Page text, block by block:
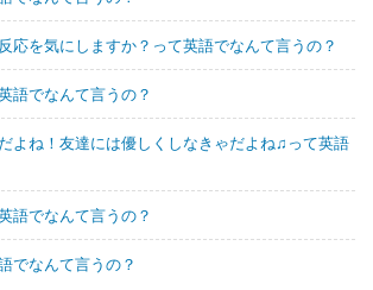
応を気にしますか？って英語でなんて言うの？
語でなんて言うの？
よね！友達には優しくしなきゃだよね♫って英語
語でなんて言うの？
でなんて言うの？